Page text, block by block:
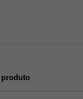
produto